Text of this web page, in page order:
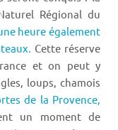
Régional du
heure également
Cette réserve
et on peut y
loups, chamois
de la Provence,
un moment de